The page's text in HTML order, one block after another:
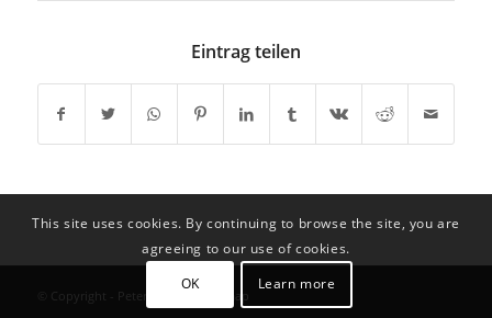
Eintrag teilen
© Copyright - Peter Schätzl | Sitemap
This site uses cookies. By continuing to browse the site, you are
agreeing to our use of cookies.
OK
Learn more